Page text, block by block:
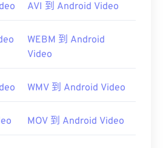
QuickTime
案需要使用第三方軟體，例如
AVI 到 Android Video
WEBM 到 Android
Video
WMV 到 Android Video
MOV 到 Android Video